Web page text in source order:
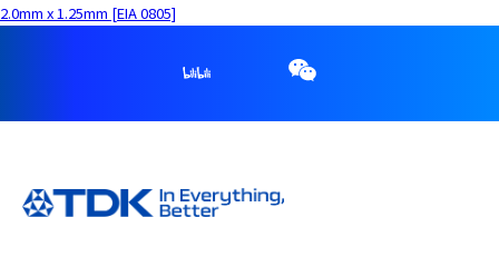
2.0mm x 1.25mm [EIA 0805]